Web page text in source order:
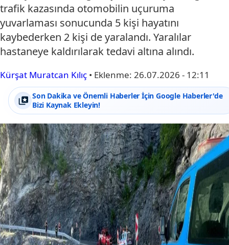
trafik kazasında otomobilin uçuruma
yuvarlaması sonucunda 5 kişi hayatını
kaybederken 2 kişi de yaralandı. Yaralılar
hastaneye kaldırılarak tedavi altına alındı.
Kürşat Muratcan Kılıç • Eklenme: 26.07.2026 - 12:11
Son Dakika ve Önemli Haberler İçin Google Haberler'de
Bizi Kaynak Ekleyin!